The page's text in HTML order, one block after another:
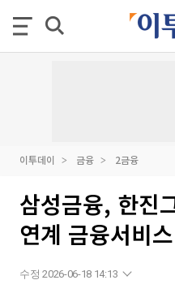
이투데이 금융 2금융
삼성금융, 한진
연계 금융서비
수정 2026-06-18 14:13